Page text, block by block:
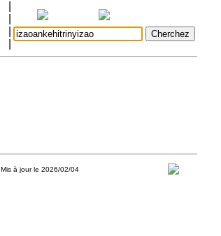
Mis à jour le 2026/02/04